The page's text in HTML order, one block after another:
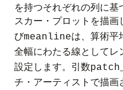
を持つそれぞれの列に
スカー・プロットを描画
びmeanlineは、算術平
全幅にわたる線としてレ
設定します。引数
チ・アーティストで描画